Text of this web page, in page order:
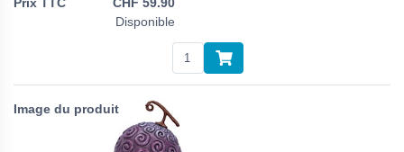
CHF 59.90
Disponible